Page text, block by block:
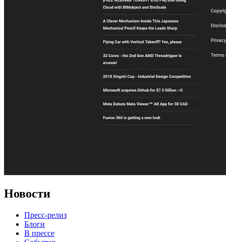
Новости
Пресс-релиз
Блоги
В прессе